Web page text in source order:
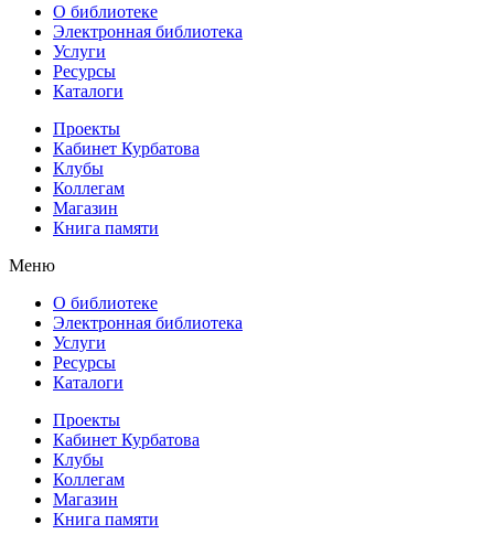
О библиотеке
Электронная библиотека
Услуги
Ресурсы
Каталоги
Проекты
Кабинет Курбатова
Клубы
Коллегам
Магазин
Книга памяти
Меню
О библиотеке
Электронная библиотека
Услуги
Ресурсы
Каталоги
Проекты
Кабинет Курбатова
Клубы
Коллегам
Магазин
Книга памяти